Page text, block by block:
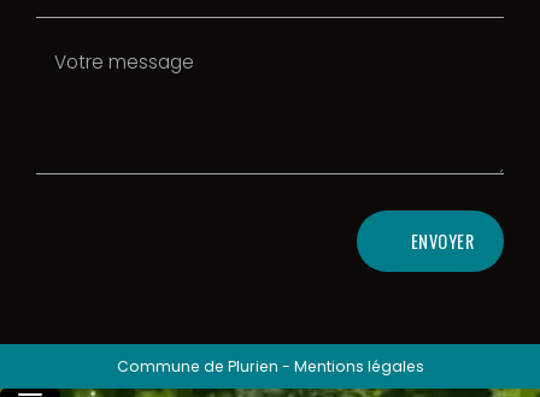
ENVOYER
Commune de Plurien - Mentions légales